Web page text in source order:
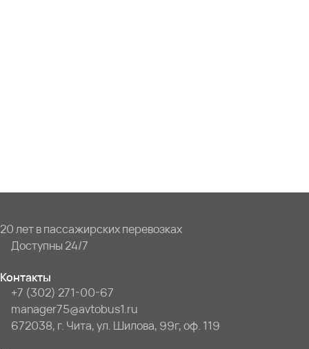
20 лет в пассажирских перевозках
Доступны 24/7
Контакты
+7 (302) 271-00-67
manager75@avtobus1.ru
672038, г. Чита, ул. Шилова, 99г, оф. 119